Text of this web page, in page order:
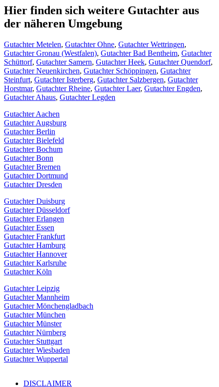
Hier finden sich weitere Gutachter aus
der näheren Umgebung
Gutachter Metelen, Gutachter Ohne, Gutachter Wettringen,
Gutachter Gronau (Westfalen), Gutachter Bad Bentheim, Gutachter
Schüttorf, Gutachter Samern, Gutachter Heek, Gutachter Quendorf,
Gutachter Neuenkirchen, Gutachter Schöppingen, Gutachter
Steinfurt, Gutachter Isterberg, Gutachter Salzbergen, Gutachter
Horstmar, Gutachter Rheine, Gutachter Laer, Gutachter Engden,
Gutachter Ahaus, Gutachter Legden
Gutachter Aachen
Gutachter Augsburg
Gutachter Berlin
Gutachter Bielefeld
Gutachter Bochum
Gutachter Bonn
Gutachter Bremen
Gutachter Dortmund
Gutachter Dresden
Gutachter Duisburg
Gutachter Düsseldorf
Gutachter Erlangen
Gutachter Essen
Gutachter Frankfurt
Gutachter Hamburg
Gutachter Hannover
Gutachter Karlsruhe
Gutachter Köln
Gutachter Leipzig
Gutachter Mannheim
Gutachter Mönchengladbach
Gutachter München
Gutachter Münster
Gutachter Nürnberg
Gutachter Stuttgart
Gutachter Wiesbaden
Gutachter Wuppertal
DISCLAIMER